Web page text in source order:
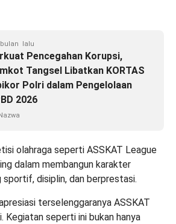
bulan lalu
Pencegahan Korupsi,
Tangsel Libatkan KORTAS
Polri dalam Pengelolaan
2026
Nazwa
olahraga seperti ASSKAT League
dalam membangun karakter
sportif, disiplin, dan berprestasi.
terselenggaranya ASSKAT
Kegiatan seperti ini bukan hanya